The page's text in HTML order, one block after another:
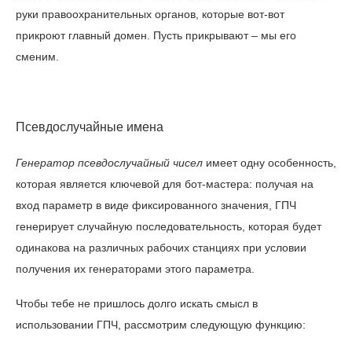
руки правоохранительных органов, которые вот-вот
прикроют главный домен. Пусть прикрывают – мы его
сменим.
Псевдослучайные имена
Генератор псевдослучайный чисел имеет одну особенность,
которая является ключевой для бот-мастера: получая на
вход параметр в виде фиксированного значения, ГПЧ
генерирует случайную последовательность, которая будет
одинакова на различных рабочих станциях при условии
получения их генераторами этого параметра.
Чтобы тебе не пришлось долго искать смысл в
использовании ГПЧ, рассмотрим следующую функцию: